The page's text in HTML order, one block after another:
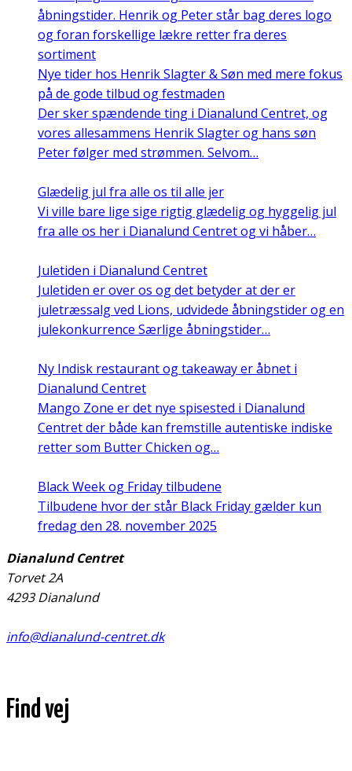
Nye tider hos Henrik Slagter & Søn med mere fokus
på de gode tilbud og festmaden
Der sker spændende ting i Dianalund Centret, og
vores allesammens Henrik Slagter og hans søn
Peter følger med strømmen. Selvom…
Glædelig jul fra alle os til alle jer
Vi ville bare lige sige rigtig glædelig og hyggelig jul
fra alle os her i Dianalund Centret og vi håber…
Juletiden i Dianalund Centret
Juletiden er over os og det betyder at der er
juletræssalg ved Lions, udvidede åbningstider og en
julekonkurrence Særlige åbningstider…
Ny Indisk restaurant og takeaway er åbnet i
Dianalund Centret
Mango Zone er det nye spisested i Dianalund
Centret der både kan fremstille autentiske indiske
retter som Butter Chicken og…
Black Week og Friday tilbudene
Tilbudene hvor der står Black Friday gælder kun
fredag den 28. november 2025
Dianalund Centret
Torvet 2A
4293 Dianalund
info@dianalund-centret.dk
Find vej